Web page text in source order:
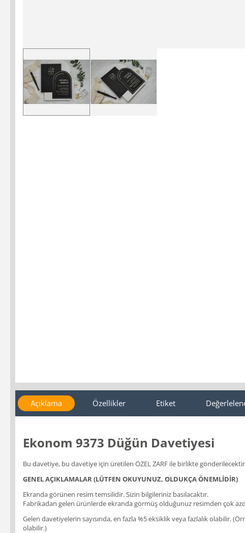
Açıklama Özellikler Etiket
Ekonom 9373 Düğün Davetiyesi
Bu davetiye, bu davetiye için üretilen ÖZEL ZARF ile birlikte
GENEL AÇIKLAMALAR (LÜTFEN OKUYUNUZ, OLDUKÇA ÖNEMLİDİR)
Ekranda görünen resim temsilidir. Sizin bilgileriniz basılacaktır.
Fabrikadan gelen ürünlerde ekranda görmüş olduğunuz resimden çok
Gelen davetiyelerin sayısında, en fazla %5 eksiklik veya fazlalık olabilir.
olabilir.)